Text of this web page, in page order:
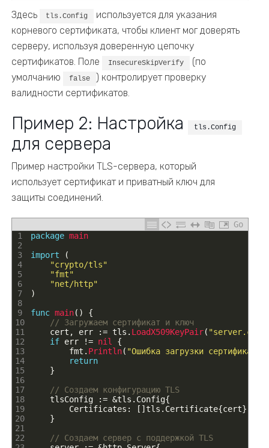
Здесь tls.Config
используется для указания
корневого сертификата, чтобы клиент мог доверять
серверу, используя доверенную цепочку
сертификатов. Поле
InsecureSkipVerify
(по
умолчанию
false
) контролирует проверку
валидности сертификатов.
Пример 2: Настройка tls.Config
для сервера
Пример настройки TLS-сервера, который
использует сертификат и приватный ключ для
защиты соединений.
Go
1
2
3
4
5
6
7
8
9
10
11
12
13
14
15
16
17
18
19
20
21
22
package main
import
(
"crypto/tls"
"fmt"
"net/http"
)
func main( )
{
// Загружаем сертификат и ключ
cert , err := tls . LoadX509KeyPair( "server.crt"
if err != nil
{
fmt . Println( "Ошибка загрузки
return
}
// Создаем конфигурацию TLS
tlsConfig
:= &tls . Config{
Certificates : [ ] tls . Certificate{cert}
}
// Создаем сервер с поддержкой TLS